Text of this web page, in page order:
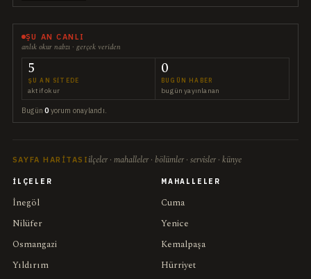
ŞU AN CANLI
anlık okur nabzı · gerçek veriden
5
ŞU AN SITEDE
aktif okur
0
BUGÜN HABER
bugün yayınlanan
Bugün0 yorum onaylandı.
SAYFA HARITASI ilçeler · mahalleler · bölümler · servisler · künye
İLÇELER
İnegöl
Nilüfer
Osmangazi
Yıldırım
MAHALLELER
Cuma
Yenice
Kemalpaşa
Hürriyet